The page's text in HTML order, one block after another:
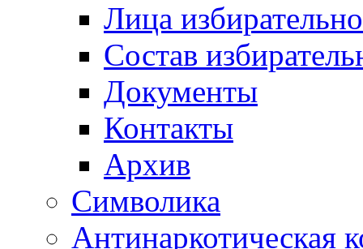
Лица
Состав
Документы
Контакты
Архив
Символика
Антинаркотическая